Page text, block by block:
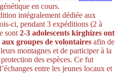
en cours.
intégralement dédiée aux
ci, pendant 3 expéditions (2 à
sont 2-3 adolescents kirghizes ont
groupes de volontaires afin de
montagnes et de participer à la
des espèces. Ce fut
entre les jeunes locaux et